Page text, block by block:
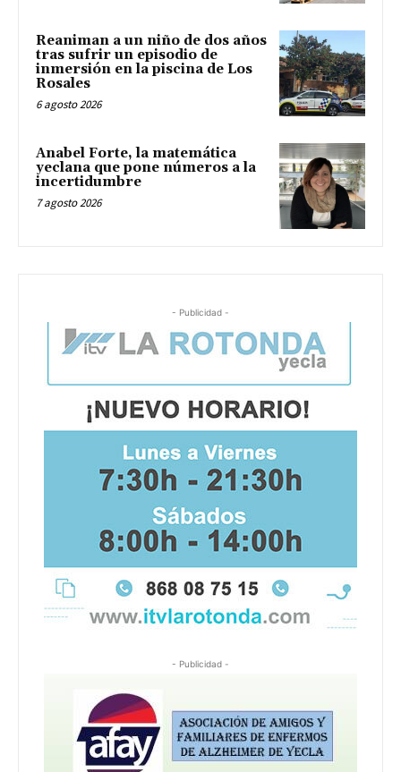
Reaniman a un niño de dos años
tras sufrir un episodio de
inmersión en la piscina de Los
Rosales
6 agosto 2026
Anabel Forte, la matemática
yeclana que pone números a la
incertidumbre
7 agosto 2026
- Publicidad -
- Publicidad -